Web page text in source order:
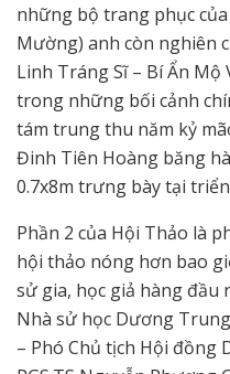
những bộ trang phục
Mường) anh còn nghiên
Linh Tráng Sĩ – Bí Ẩn
trong những bối cảnh
tám trung thu năm kỷ
Đinh Tiên Hoàng băng
0.7x8m trưng bày tại
Phần 2 của Hội Thảo là
hội thảo nóng hơn bao
sử gia, học giả hàng đầu
Nhà sử học Dương
– Phó Chủ tịch Hội đồng